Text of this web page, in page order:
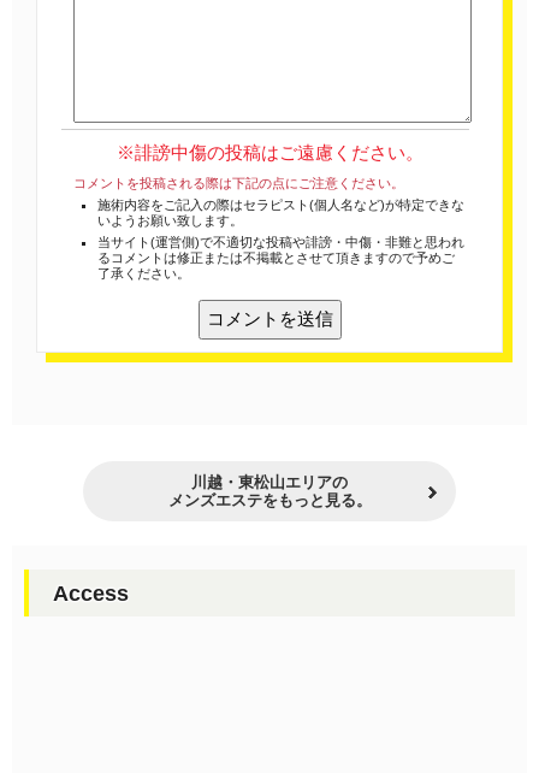
※誹謗中傷の投稿はご遠慮ください。
コメントを投稿される際は下記の点にご注意ください。
施術内容をご記入の際はセラピスト(個人名など)が特定できな
いようお願い致します。
当サイト(運営側)で不適切な投稿や誹謗・中傷・非難と思われ
るコメントは修正または不掲載とさせて頂きますので予めご
了承ください。
川越・東松山エリアの
メンズエステをもっと見る。
Access